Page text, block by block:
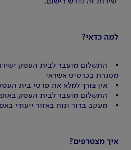
למה כדאי?
⦁ התשלום מועבר לבית העסק
מסגרת בכרטיס אשראי
⦁ אין צורך למלא את פרטי בית
⦁ התשלום מועבר לבית העסק
⦁ מעקב ברור ונוח באזור ייעודי
איך מצטרפים?